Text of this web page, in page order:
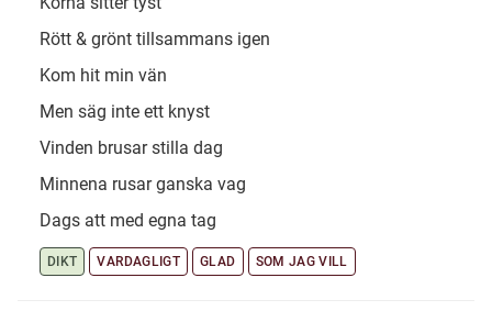
Rött & grönt tillsammans igen
Kom hit min vän
Men säg inte ett knyst
Vinden brusar stilla dag
Minnena rusar ganska vag
Dags att med egna tag
DIKT VARDAGLIGT GLAD SOM JAG VILL